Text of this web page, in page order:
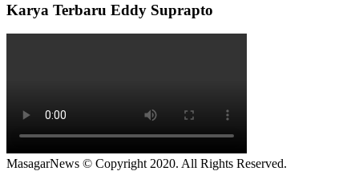
Karya Terbaru Eddy Suprapto
MasagarNews © Copyright 2020. All Rights Reserved.